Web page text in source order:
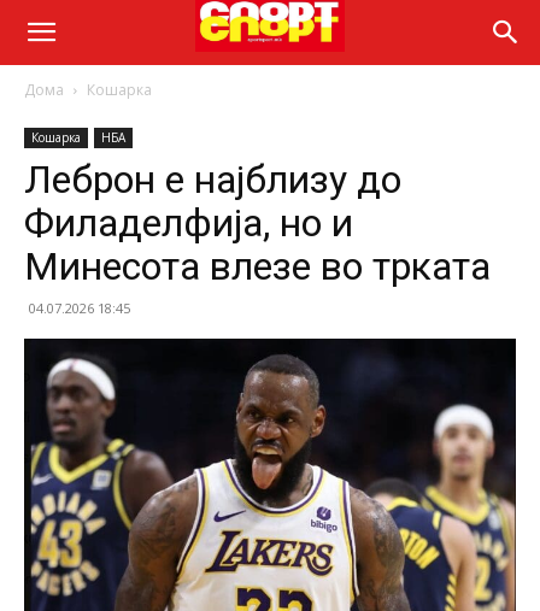
Дома Кошарка
Кошарка НБА
Леброн е најблизу до
Филаделфија, но и
Минесота влезе во трката
04.07.2026 18:45